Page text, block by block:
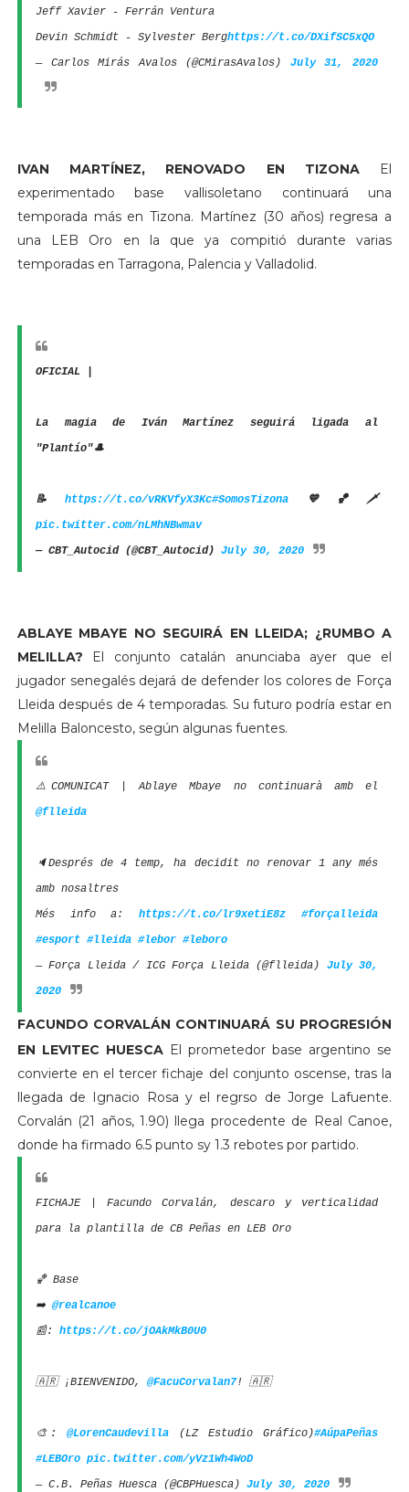
Jeff Xavier - Ferrán Ventura
Devin Schmidt - Sylvester Berghttps://t.co/DXifSC5xQO
— Carlos Mirás Avalos (@CMirasAvalos) July 31, 2020
IVAN MARTÍNEZ, RENOVADO EN TIZONA
El
experimentado base vallisoletano continuará una
temporada más en Tizona. Martínez (30 años) regresa a
una LEB Oro en la que ya compitió durante varias
temporadas en Tarragona, Palencia y Valladolid.
OFICIAL |
La magia de Iván Martínez seguirá ligada al
"Plantío"🎩
📝https://t.co/vRKVfyX3Kc#SomosTizona 💙🏀🗡
pic.twitter.com/nLMhNBwmav
— CBT_Autocid (@CBT_Autocid) July 30, 2020
ABLAYE MBAYE NO SEGUIRÁ EN LLEIDA; ¿RUMBO A
MELILLA? El conjunto catalán anunciaba ayer que el
jugador senegalés dejará de defender los colores de Força
Lleida después de 4 temporadas. Su futuro podría estar en
Melilla Baloncesto, según algunas fuentes.
⚠️COMUNICAT | Ablaye Mbaye no continuarà amb el
@flleida
🔈Després de 4 temp, ha decidit no renovar 1 any més
amb nosaltres
Més info a:https://t.co/lr9xetiE8z
#forçalleida
#esport #lleida #lebor #leboro
— Força Lleida / ICG Força Lleida (@flleida) July 30,
2020
FACUNDO CORVALÁN CONTINUARÁ SU PROGRESIÓN
EN LEVITEC HUESCAEl prometedor base argentino se
convierte en el tercer fichaje del conjunto oscense, tras la
llegada de Ignacio Rosa y el regrso de Jorge Lafuente.
Corvalán (21 años, 1.90) llega procedente de Real Canoe,
donde ha firmado 6.5 punto sy 1.3 rebotes por partido.
FICHAJE | Facundo Corvalán, descaro y verticalidad
para la plantilla de CB Peñas en LEB Oro
🏀 Base
➡️ @realcanoe
📰: https://t.co/jOAkMkB0U0
🇦🇷 ¡BIENVENIDO, @FacuCorvalan7! 🇦🇷
🎨: @LorenCaudevilla(LZ Estudio Gráfico)#AúpaPeñas
#LEBOro pic.twitter.com/yVz1Wh4WoD
— C.B. Peñas Huesca (@CBPHuesca) July 30, 2020